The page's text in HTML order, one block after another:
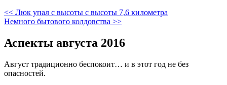
<< Люк упал с высоты с высоты 7,6 километра
Немного бытового колдовства >>
Аспекты августа 2016
Август традиционно беспокоит… и в этот год не без
опасностей.